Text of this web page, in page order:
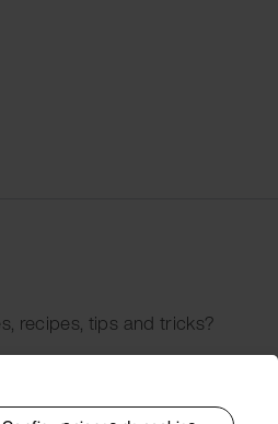
recipes, tips and tricks?